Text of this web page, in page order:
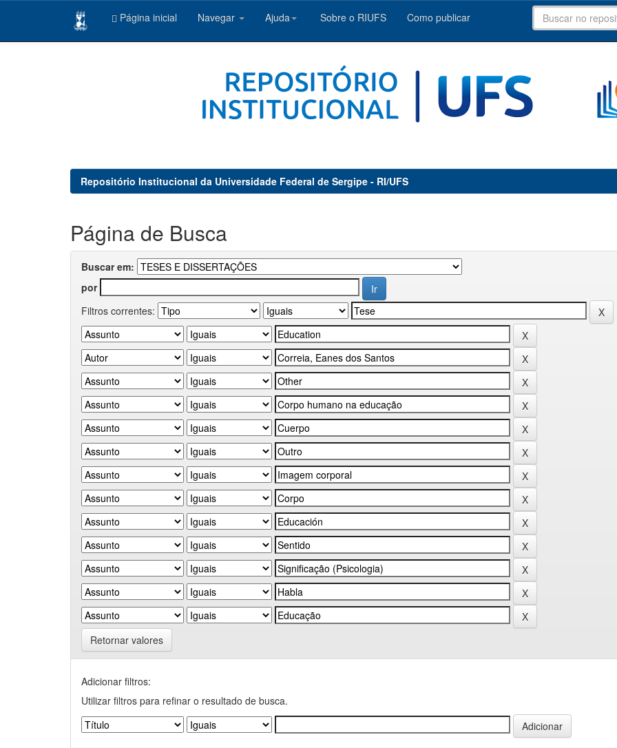
Página inicial Navegar Ajuda Sobre o RIUFS Como publicar
Repositório Institucional da Universidade Federal de Sergipe - RI/UFS
Página de Busca
Buscar em:
por
Filtros correntes:
Retornar valores
Adicionar filtros:
Utilizar filtros para refinar o resultado de busca.